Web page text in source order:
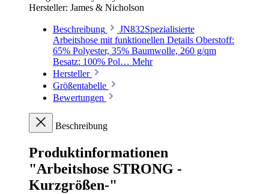
Hersteller: James & Nicholson
Beschreibung
JN832Spezialisierte
Arbeitshose mit funktionellen Details Oberstoff:
65% Polyester, 35% Baumwolle, 260 g/qm
Besatz: 100% Pol… Mehr
Hersteller
Größentabelle
Bewertungen
Beschreibung
Produktinformationen
"Arbeitshose STRONG -
Kurzgrößen-"